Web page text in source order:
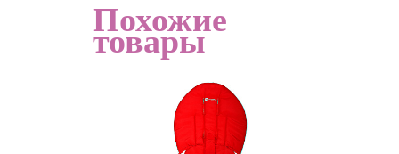
Похожие
товары